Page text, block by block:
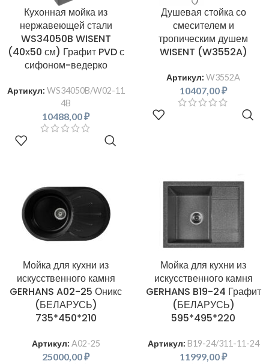
Кухонная мойка из
нержавеющей стали
WS34050B WISENT
(40х50 см) Графит PVD с
сифоном-ведерко
Артикул: WS34050B/W02-11
4B
10488,00₽
Душевая стойка со
смесителем и
тропическим душем
WISENT (W3552A)
Артикул: W3552A
10407,00₽
Мойка для кухни из
искусственного камня
GERHANS A02-25 Оникс
(БЕЛАРУСЬ)
735*450*210
Артикул: A02-25
25000,00₽
Мойка для кухни из
искусственного камня
GERHANS B19-24 Графит
(БЕЛАРУСЬ)
595*495*220
Артикул: B19-24/311-11-24
11999,00₽